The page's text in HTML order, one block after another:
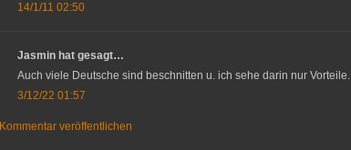
14/1/11 02:50
Jasmin hat gesagt…
Auch viele Deutsche sind beschnitten u. ich sehe darin nur Vorteile.
3/12/22 01:57
Kommentar veröffentlichen